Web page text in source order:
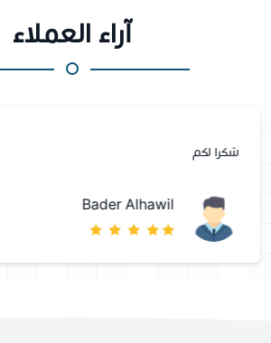
آراء العملاء
شكرا لكم
Bader Alhawil